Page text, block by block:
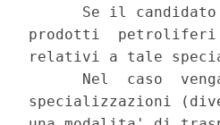
Se il
prodotti  petroliferi
relativi a tale
Nel  caso
specializzazioni